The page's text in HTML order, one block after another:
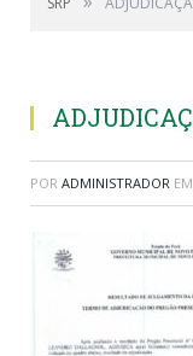
POR ADMINISTRADOR EM